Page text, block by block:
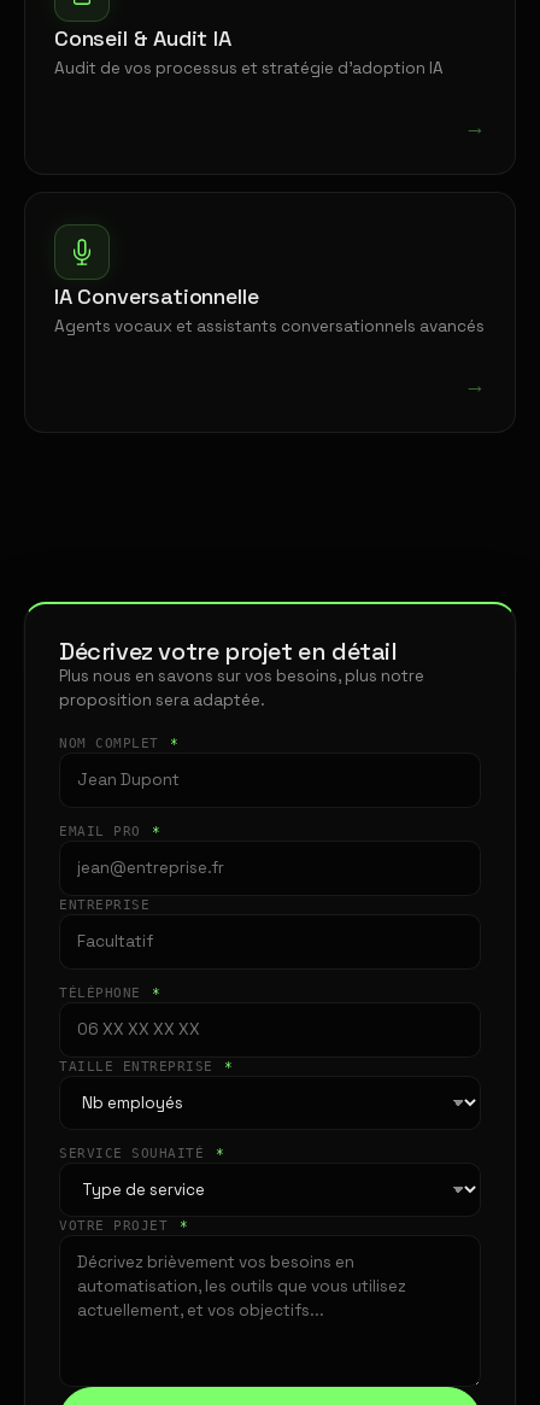
Conseil & Audit IA
Audit de vos processus et stratégie d'adoption IA
→
IA Conversationnelle
Agents vocaux et assistants conversationnels avancés
→
Décrivez votre projet en détail
Plus nous en savons sur vos besoins, plus notre
proposition sera adaptée.
NOM COMPLET *
EMAIL PRO *
ENTREPRISE
TÉLÉPHONE *
TAILLE ENTREPRISE *
SERVICE SOUHAITÉ *
VOTRE PROJET *